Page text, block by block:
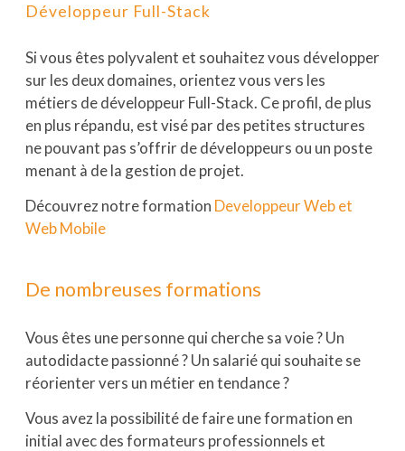
Développeur Full-Stack
Si vous êtes polyvalent et souhaitez vous développer
sur les deux domaines, orientez vous vers les
métiers de développeur Full-Stack. Ce profil, de plus
en plus répandu, est visé par des petites structures
ne pouvant pas s’offrir de développeurs ou un poste
menant à de la gestion de projet.
Découvrez notre formation Developpeur Web et
Web Mobile
De nombreuses formations
Vous êtes une personne qui cherche sa voie ? Un
autodidacte passionné ? Un salarié qui souhaite se
réorienter vers un métier en tendance ?
Vous avez la possibilité de faire une formation en
initial avec des formateurs professionnels et